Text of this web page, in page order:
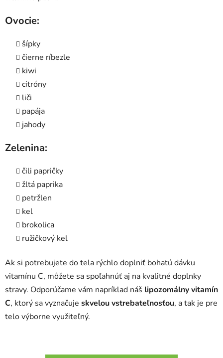
Ovocie:
šípky
čierne ríbezle
kiwi
citróny
liči
papája
jahody
Zelenina:
čili papričky
žltá paprika
petržlen
kel
brokolica
ružičkový kel
Ak si potrebujete do tela rýchlo doplniť bohatú dávku
vitamínu C, môžete sa spoľahnúť aj na kvalitné doplnky
stravy. Odporúčame vám napríklad náš lipozomálny vitamín
C, ktorý sa vyznačuje skvelou vstrebateľnosťou, a tak je pre
telo výborne využiteľný.